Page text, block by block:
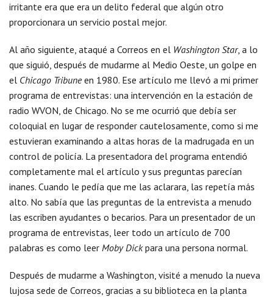
irritante era que era un delito federal que algún otro
proporcionara un servicio postal mejor.
Al año siguiente, ataqué a Correos en el Washington Star, a lo
que siguió, después de mudarme al Medio Oeste, un golpe en
el Chicago Tribuneen 1980. Ese artículo me llevó a mi primer
programa de entrevistas: una intervención en la estación de
radio WVON, de Chicago. No se me ocurrió que debía ser
coloquial en lugar de responder cautelosamente, como si me
estuvieran examinando a altas horas de la madrugada en un
control de policía. La presentadora del programa entendió
completamente mal el artículo y sus preguntas parecían
inanes. Cuando le pedía que me las aclarara, las repetía más
alto. No sabía que las preguntas de la entrevista a menudo
las escriben ayudantes o becarios. Para un presentador de un
programa de entrevistas, leer todo un artículo de 700
palabras es como leer Moby Dickpara una persona normal.
Después de mudarme a Washington, visité a menudo la nueva
lujosa sede de Correos, gracias a su biblioteca en la planta